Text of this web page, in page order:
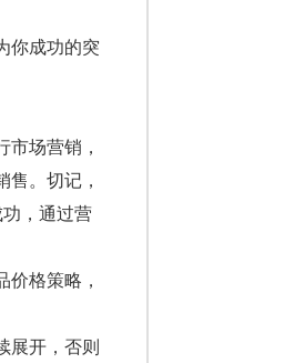
你成功的突
场营销，
。切记，
，通过营
格策略，
开，否则